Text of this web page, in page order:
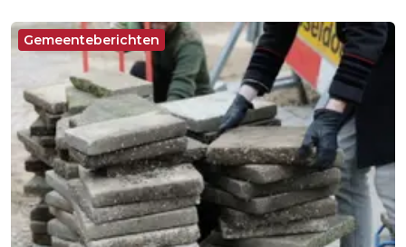
Gemeenteberichten